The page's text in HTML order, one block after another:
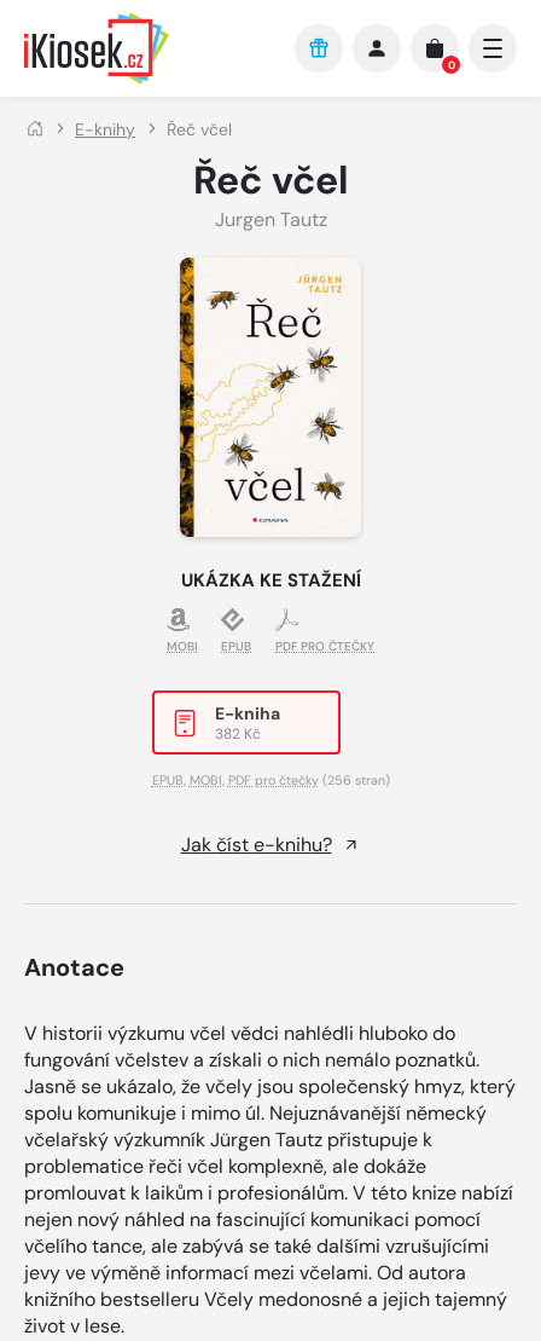
Přejít na hlavní obsah
0
E-knihy Řeč včel
Řeč včel
Jurgen Tautz
UKÁZKA KE STAŽENÍ
MOBI EPUB PDF PRO ČTEČKY
E-kniha
382 Kč
EPUB, MOBI, PDF pro čtečky(256 stran)
Jak číst e-knihu?
Anotace
V historii výzkumu včel vědci nahlédli hluboko do
fungování včelstev a získali o nich nemálo poznatků.
Jasně se ukázalo, že včely jsou společenský hmyz, který
spolu komunikuje i mimo úl. Nejuznávanější německý
včelařský výzkumník Jürgen Tautz přistupuje k
problematice řeči včel komplexně, ale dokáže
promlouvat k laikům i profesionálům. V této knize nabízí
nejen nový náhled na fascinující komunikaci pomocí
včelího tance, ale zabývá se také dalšími vzrušujícími
jevy ve výměně informací mezi včelami. Od autora
knižního bestselleru Včely medonosné a jejich tajemný
život v lese.